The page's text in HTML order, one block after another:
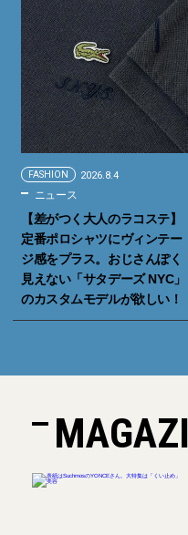
FASHION 2026.8.4
ニュース
【差がつく大人のラコステ】
定番ポロシャツにヴィンテー
ジ感をプラス。おじさんぽく
見えない「サタデーズ NYC」
のカスタムモデルが欲しい！